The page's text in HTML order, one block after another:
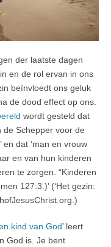
der laatste dagen
en de rol ervan in ons
beïnvloedt ons geluk
de dood effect op ons.
wordt gesteld dat
de Schepper voor de
dat ‘man en vrouw
en van hun kinderen
te zorgen. “Kinderen
127:3.)’ (‘Het gezin:
kind van God’ leert
God is. Je bent